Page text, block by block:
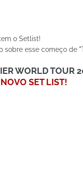
o Setlist!
sobre esse começo de
WORLD TOUR
SET LIST!